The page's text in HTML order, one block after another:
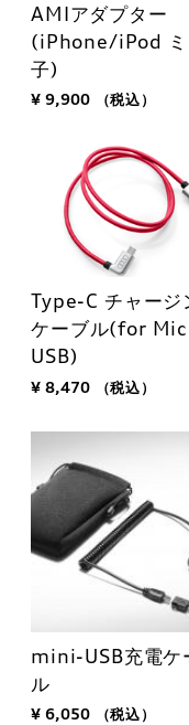
AMIアダプター
(iPhone/iPod ミ
子)
¥ 9,900 （税込）
Type-C チャージ
ケーブル(for
USB)
¥ 8,470 （税込）
mini-USB充電ケ
ル
¥ 6,050 （税込）